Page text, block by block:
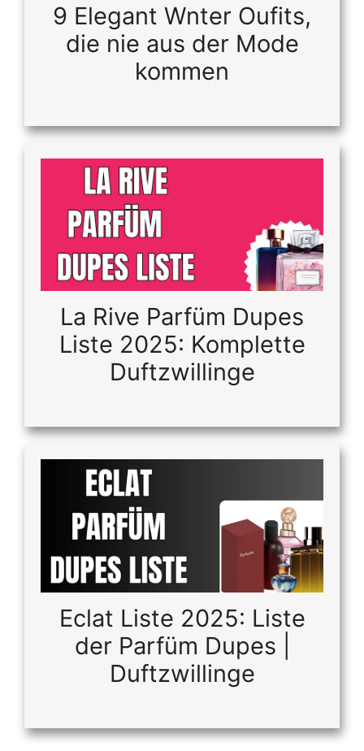
9 Elegant Wnter Oufits,
die nie aus der Mode
kommen
La Rive Parfüm Dupes
Liste 2025: Komplette
Duftzwillinge
Eclat Liste 2025: Liste
der Parfüm Dupes |
Duftzwillinge